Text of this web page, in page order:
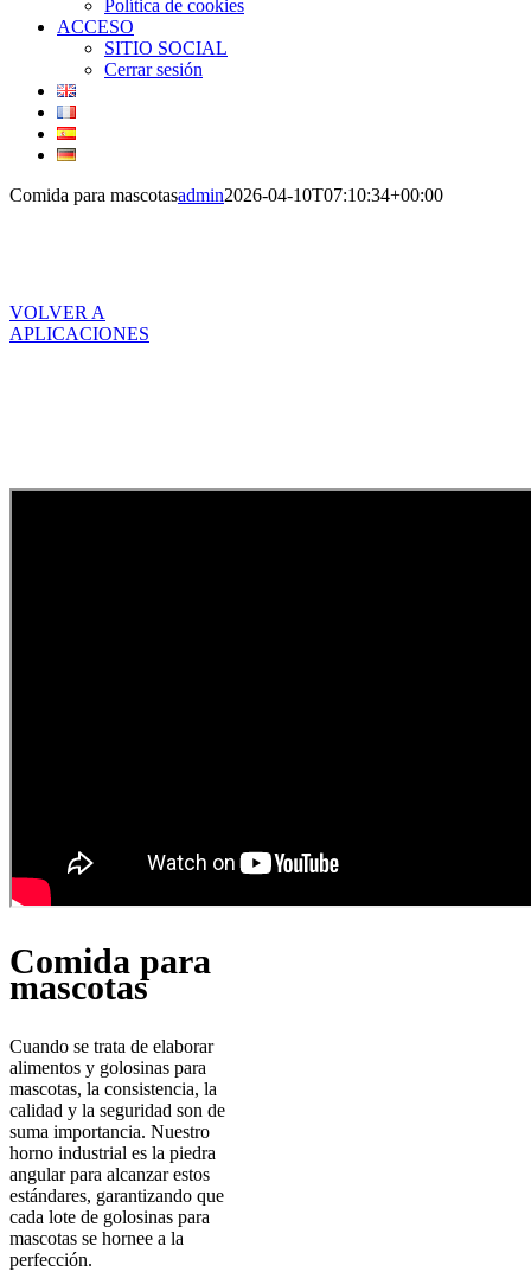
Política de cookies
ACCESO
SITIO SOCIAL
Cerrar sesión
Comida para mascotasadmin2026-04-10T07:10:34+00:00
VOLVER A
APLICACIONES
Comida para
mascotas
Cuando se trata de elaborar
alimentos y golosinas para
mascotas, la consistencia, la
calidad y la seguridad son de
suma importancia. Nuestro
horno industrial es la piedra
angular para alcanzar estos
estándares, garantizando que
cada lote de golosinas para
mascotas se hornee a la
perfección.